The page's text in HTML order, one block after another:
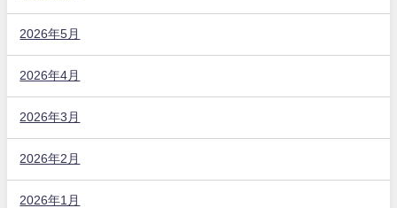
2026年5月
2026年4月
2026年3月
2026年2月
2026年1月